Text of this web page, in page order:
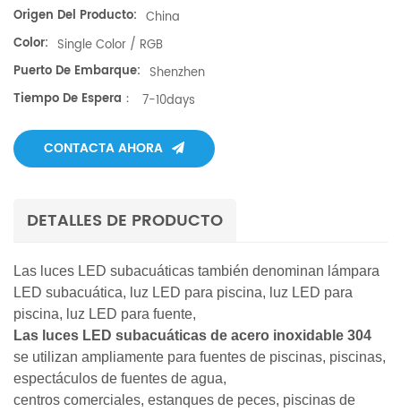
Origen Del Producto: China
Color: Single Color / RGB
Puerto De Embarque: Shenzhen
Tiempo De Espera：
7-10days
CONTACTA AHORA
DETALLES DE PRODUCTO
Las luces LED subacuáticas también denominan lámpara
LED subacuática, luz LED para piscina, luz LED para
piscina, luz LED para fuente,
Las luces LED subacuáticas de acero inoxidable 304
se utilizan ampliamente para fuentes de piscinas, piscinas,
espectáculos de fuentes de agua,
centros comerciales, estanques de peces, piscinas de